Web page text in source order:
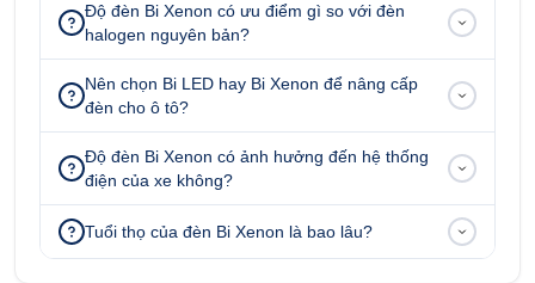
Độ đèn Bi Xenon có ưu điểm gì so với đèn
halogen nguyên bản?
Nên chọn Bi LED hay Bi Xenon để nâng cấp
đèn cho ô tô?
Độ đèn Bi Xenon có ảnh hưởng đến hệ thống
điện của xe không?
Tuổi thọ của đèn Bi Xenon là bao lâu?